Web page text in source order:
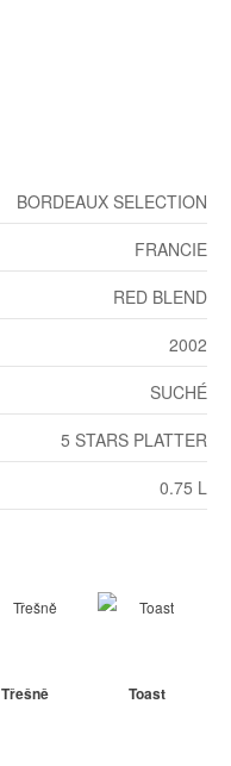
BORDEAUX SELECTION
FRANCIE
RED BLEND
2002
SUCHÉ
5 STARS PLATTER
0.75 L
Třešně Toast